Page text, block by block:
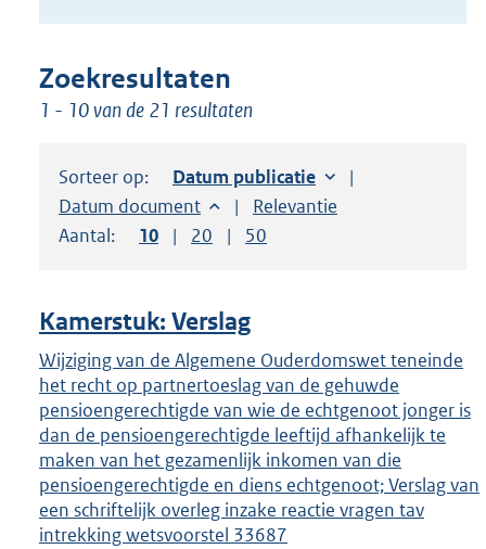
suggesties.
Druk
om
uw
keuze
te
bevestigen.
Zoekresultaten
1 - 10 van de 21 resultaten
Sorteer op: Sorteer op:
Datum publicatie
Sorteer op:
Datum document Sorteer op:
Relevantie
Aantal:
Toon
10 resultaten per pagina
Toon
20 resultaten per pagina
Toon
50
Kamerstuk: Verslag
Wijziging van de Algemene Ouderdomswet teneinde
het recht op partnertoeslag van de gehuwde
pensioengerechtigde van wie de echtgenoot jonger is
dan de pensioengerechtigde leeftijd afhankelijk te
maken van het gezamenlijk inkomen van die
pensioengerechtigde en diens echtgenoot; Verslag van
een schriftelijk overleg inzake reactie vragen tav
intrekking wetsvoorstel 33687